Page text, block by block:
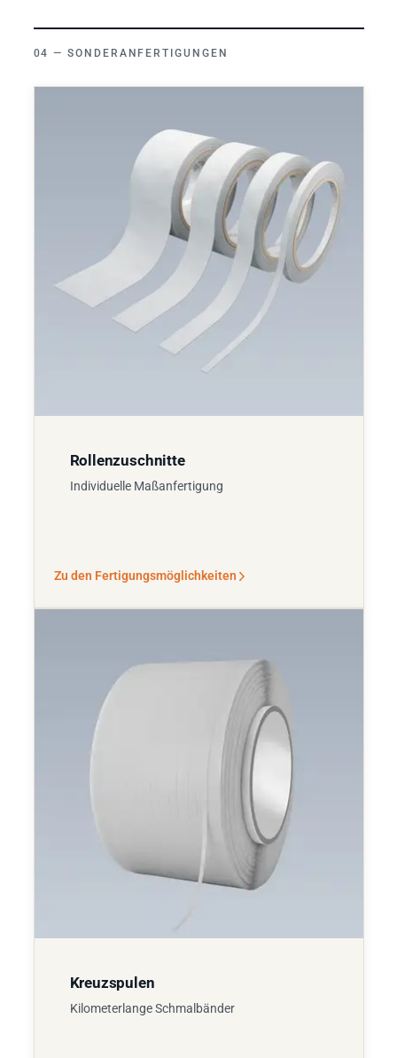
SONDERANFERTIGUNGEN
Rollenzuschnitte
Individuelle Maßanfertigung
Zu den Fertigungsmöglichkeiten
Kreuzspulen
Kilometerlange Schmalbänder